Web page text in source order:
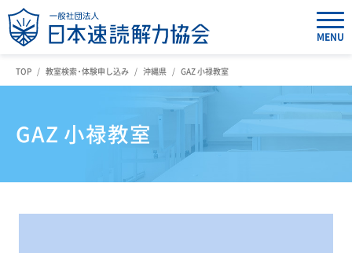
MENU
TOP 教室検索・体験申し込み 沖縄県 GAZ 小禄教室
GAZ 小禄教室